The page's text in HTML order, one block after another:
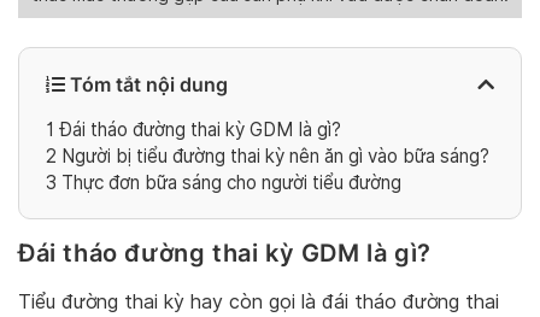
Tóm tắt nội dung
1 Đái tháo đường thai kỳ GDM là gì?
2 Người bị tiểu đường thai kỳ nên ăn gì vào bữa sáng?
3 Thực đơn bữa sáng cho người tiểu đường
Đái tháo đường thai kỳ GDM là gì?
Tiểu đường thai kỳ hay còn gọi là đái tháo đường thai